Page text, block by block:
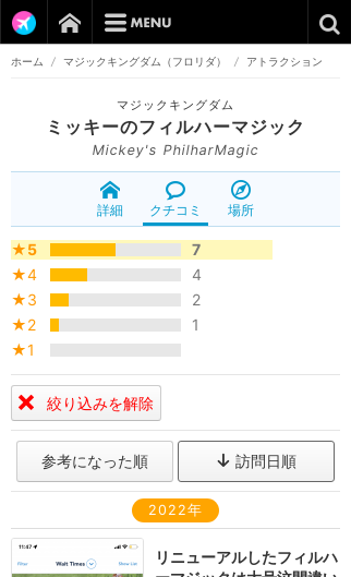
ホーム / マジックキングダム（フロリダ） / アトラクション
マジックキングダム
ミッキーのフィルハーマジック
Mickey's PhilharMagic
詳細 クチコミ 場所
★5
7
★4
4
★3
2
★2
1
★1
絞り込みを解除
参考になった順 訪問日順
2022年
リニューアルしたフィルハ